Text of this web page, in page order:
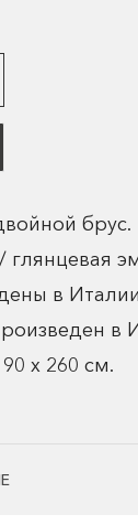
брус.
в
в
х 260 см.